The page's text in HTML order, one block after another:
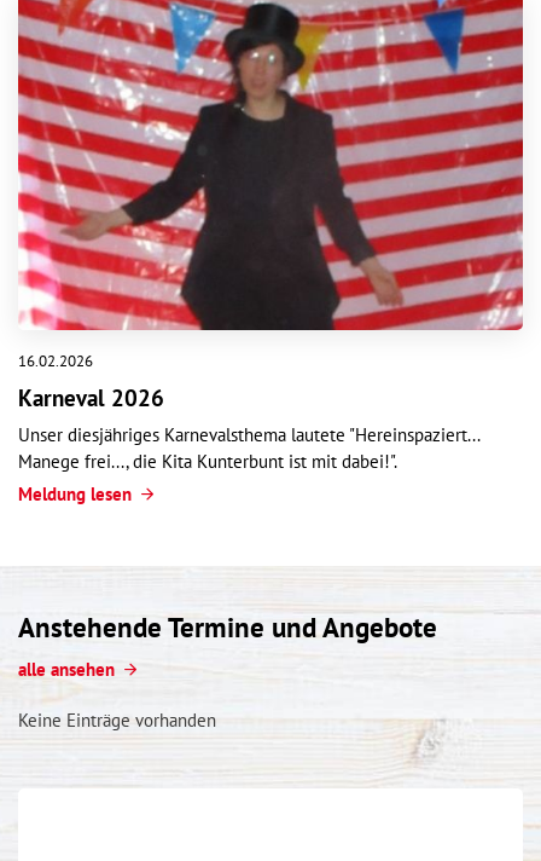
16.02.2026
Karneval 2026
Unser diesjähriges Karnevalsthema lautete "Hereinspaziert...
Manege frei..., die Kita Kunterbunt ist mit dabei!".
Meldung lesen
Anstehende Termine und Angebote
alle ansehen
Keine Einträge vorhanden